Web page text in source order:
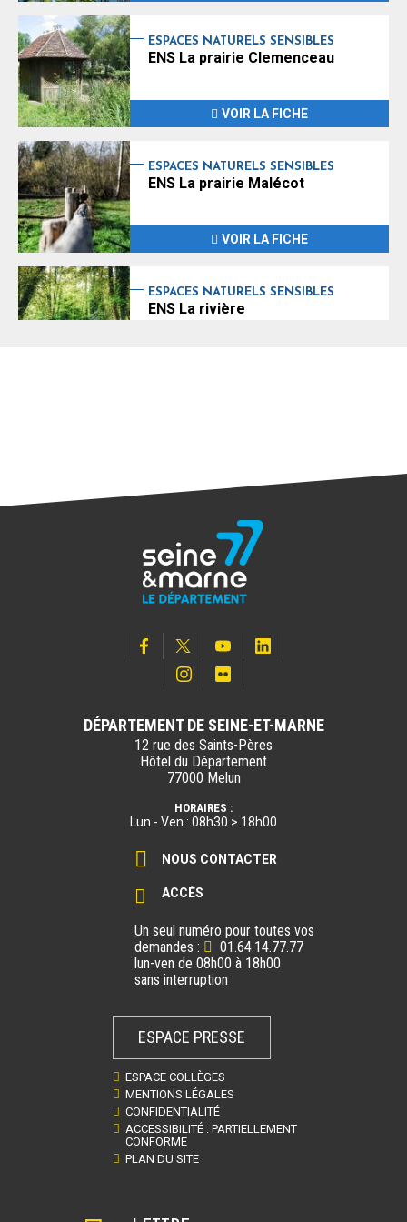
ESPACES NATURELS SENSIBLES
ENS La prairie Clemenceau
VOIR LA FICHE
ESPACES NATURELS SENSIBLES
ENS La prairie Malécot
VOIR LA FICHE
ESPACES NATURELS SENSIBLES
ENS La rivière
VOIR LA FICHE
ESPACES NATURELS SENSIBLES
ENS Le bois de la Barre
ESPACES NATURELS SENSIBLES
ENS Le bois de la Bergette
VOIR LA FICHE
ENS Le bois de la Rochette
VOIR LA FICHE
ENS Le bois des Palis
ESPACES NATURELS SENSIBLES
ENS Le Carreau Franc
DÉPARTEMENT DE SEINE-ET-MARNE
12 rue des Saints-Pères
Hôtel du Département
77000 Melun
HORAIRES :
Lun - Ven : 08h30 > 18h00
NOUS CONTACTER
ACCÈS
Un seul numéro pour toutes vos
demandes :
01.64.14.77.77
lun-ven de 08h00 à 18h00
sans interruption
ESPACE PRESSE
ESPACE COLLÈGES
MENTIONS LÉGALES
CONFIDENTIALITÉ
ACCESSIBILITÉ : PARTIELLEMENT
CONFORME
PLAN DU SITE